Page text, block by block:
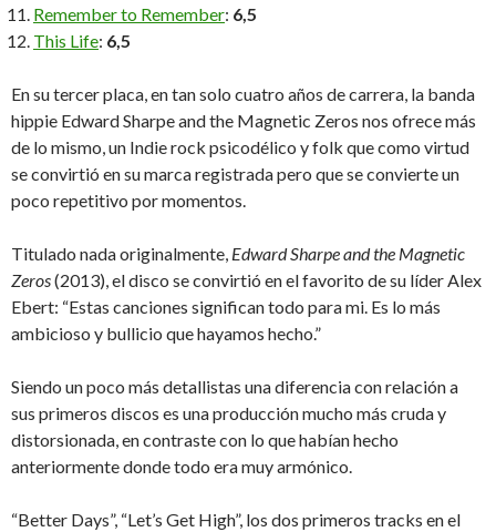
Remember to Remember: 6,5
This Life: 6,5
En su tercer placa, en tan solo cuatro años de carrera, la banda
hippie Edward Sharpe and the Magnetic Zeros nos ofrece más
de lo mismo, un Indie rock psicodélico y folk que como virtud
se convirtió en su marca registrada pero que se convierte un
poco repetitivo por momentos.
Titulado nada originalmente, Edward Sharpe and the Magnetic
Zeros(2013), el disco se convirtió en el favorito de su líder Alex
Ebert: “Estas canciones significan todo para mi. Es lo más
ambicioso y bullicio que hayamos hecho.”
Siendo un poco más detallistas una diferencia con relación a
sus primeros discos es una producción mucho más cruda y
distorsionada, en contraste con lo que habían hecho
anteriormente donde todo era muy armónico.
“Better Days”, “Let’s Get High”, los dos primeros tracks en el